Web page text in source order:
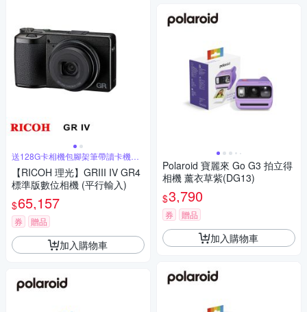
送128G卡相機包腳架筆帶讀卡機大
吹球
【RICOH 理光】GRIII IV GR4
標準版數位相機 (平行輸入)
$65,157
券 贈品
加入購物車
Polaroid 寶麗來 Go G3 拍立得
相機 薰衣草紫(DG13)
$3,790
券 贈品
加入購物車